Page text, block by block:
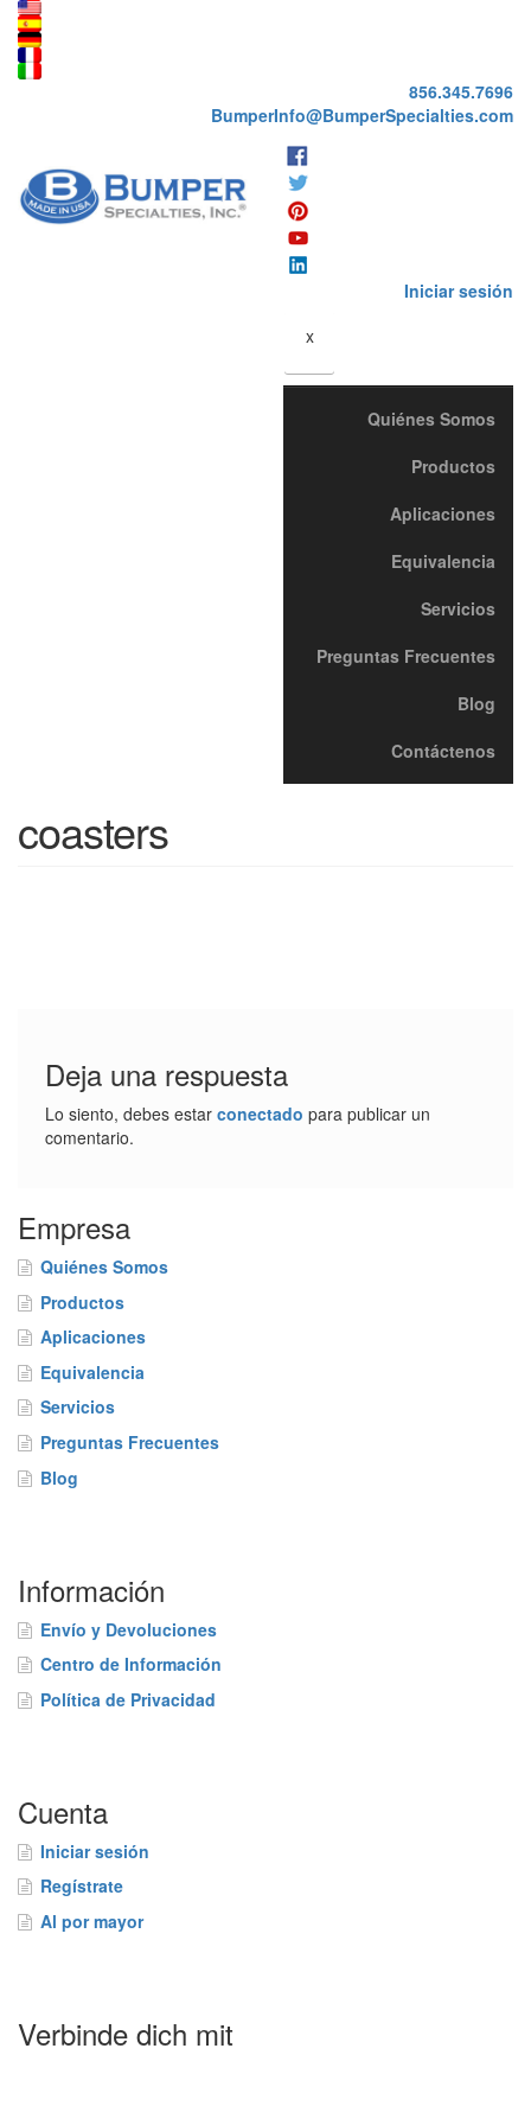
856.345.7696
BumperInfo@BumperSpecialties.com
Iniciar sesión
x
Quiénes Somos
Productos
Aplicaciones
Equivalencia
Servicios
Preguntas Frecuentes
Blog
Contáctenos
coasters
Deja una respuesta
Lo siento, debes estar conectado para publicar un
comentario.
Empresa
Quiénes Somos
Productos
Aplicaciones
Equivalencia
Servicios
Preguntas Frecuentes
Blog
Información
Envío y Devoluciones
Centro de Información
Política de Privacidad
Cuenta
Iniciar sesión
Regístrate
Al por mayor
Verbinde dich mit